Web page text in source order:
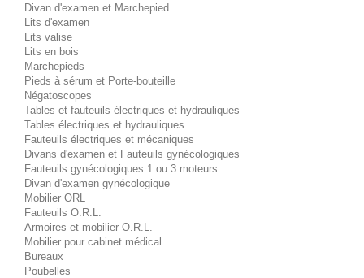
Divan d'examen et Marchepied
Lits d'examen
Lits valise
Lits en bois
Marchepieds
Pieds à sérum et Porte-bouteille
Négatoscopes
Tables et fauteuils électriques et hydrauliques
Tables électriques et hydrauliques
Fauteuils électriques et mécaniques
Divans d'examen et Fauteuils gynécologiques
Fauteuils gynécologiques 1 ou 3 moteurs
Divan d'examen gynécologique
Mobilier ORL
Fauteuils O.R.L.
Armoires et mobilier O.R.L.
Mobilier pour cabinet médical
Bureaux
Poubelles